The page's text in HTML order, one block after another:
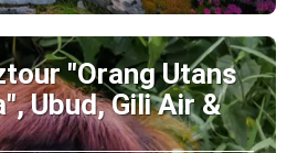
Sehen
"Orang Utans
Ubud, Gili Air &